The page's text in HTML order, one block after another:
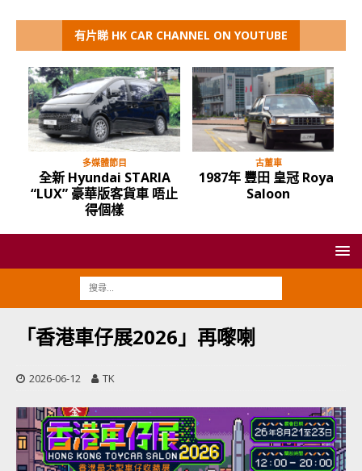
有片睇 HK CAR CHANNEL ON YOUTUBE
多媒體節目
全新 Hyundai STARIA
“LUX” 豪華版客貨車 唔止
得個樣
古董車
1987年 豐田 皇冠 Royal
Saloon
「香港車仔展2026」再嚟喇
2026-06-12 TK